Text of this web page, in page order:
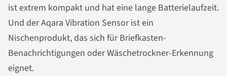
ist extrem kompakt und hat eine lange Batterielaufzeit.
Und der Aqara Vibration Sensor ist ein
Nischenprodukt, das sich für Briefkasten-
Benachrichtigungen oder Wäschetrockner-Erkennung
eignet.